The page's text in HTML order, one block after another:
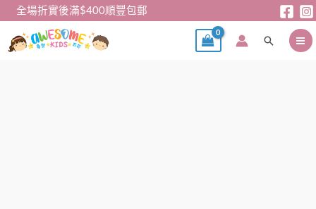
全場折實後滿$400順豐包郵
搜